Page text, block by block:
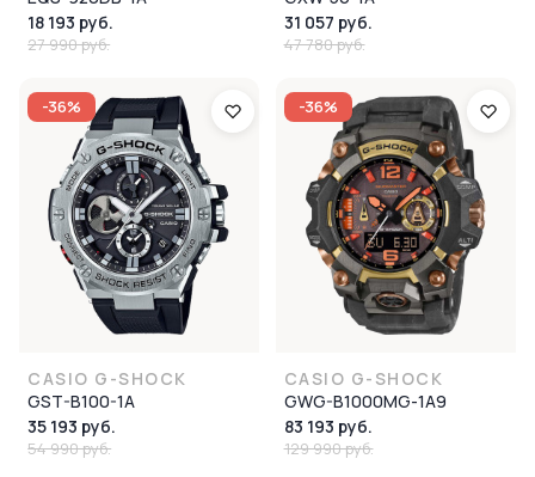
18 193 руб.
27 990 руб.
31 057 руб.
47 780 руб.
-36%
CASIO G-SHOCK
GST-B100-1A
35 193 руб.
54 990 руб.
-36%
CASIO G-SHOCK
GWG-B1000MG-1A9
83 193 руб.
129 990 руб.